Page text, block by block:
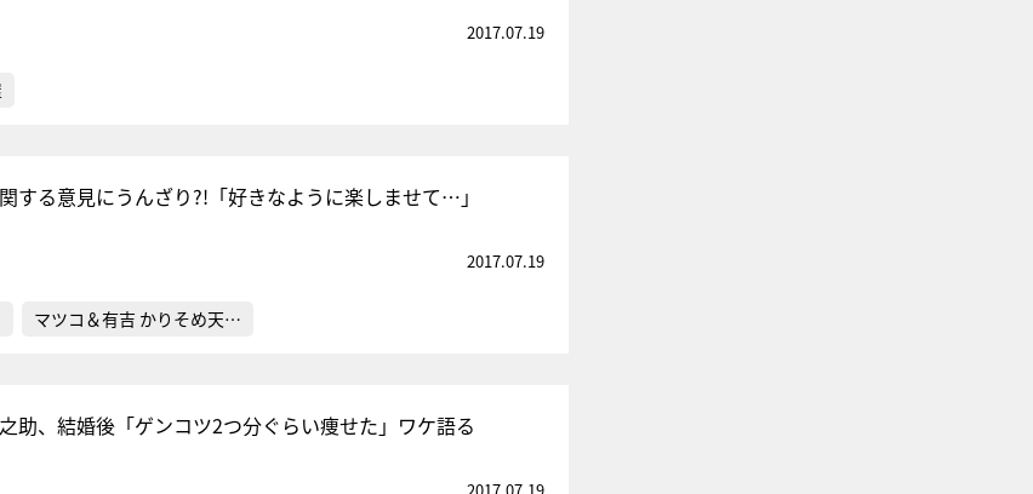
2017.07.19
する意見にうんざり?!「好きなように楽しませて…」
2017.07.19
マツコ＆有吉 かりそめ天…
助、結婚後「ゲンコツ2つ分ぐらい痩せた」ワケ語る
2017.07.19